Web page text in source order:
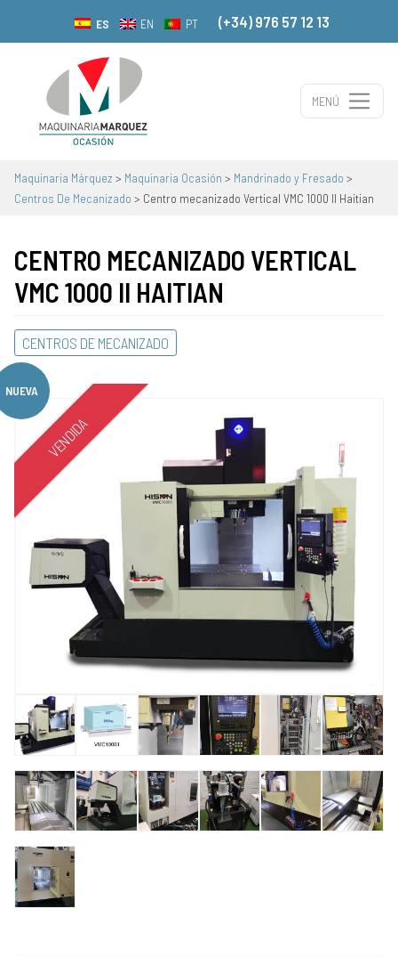
ES EN PT (+34) 976 57 12 13
Navegación principal
MENÚ
Maquinaria Márquez > Maquinaria Ocasión > Mandrinado y Fresado >
Centros De Mecanizado > Centro mecanizado Vertical VMC 1000 II Haitian
CENTRO MECANIZADO VERTICAL
VMC 1000 II HAITIAN
CENTROS DE MECANIZADO
VENDIDA
NUEVA